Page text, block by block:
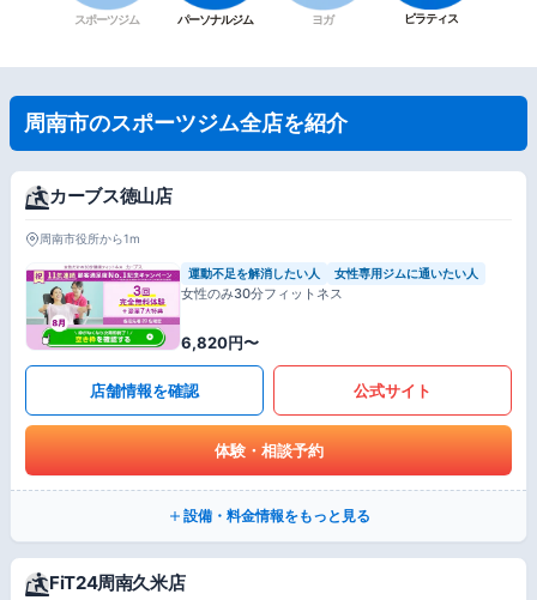
スポーツジム パーソナルジム ヨガ ピラティス
周南市のスポーツジム全店を紹介
カーブス徳山店
周南市役所から1m
運動不足を解消したい人 女性専用ジムに通いたい人
女性のみ30分フィットネス
6,820円〜
店舗情報を確認 公式サイト
体験・相談予約
設備・料金情報をもっと見る
FiT24周南久米店